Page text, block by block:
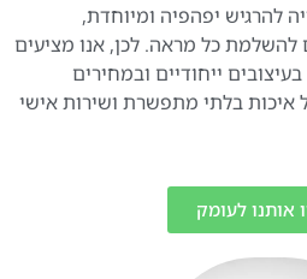
להרגיש יפהפיה ומיוחדת,
להשלמת כל מראה. לכן, אנו מציעים
ייחודיים ובמחירים
איכות בלתי מתפשרת ושירות אישי
אותנו לעומק